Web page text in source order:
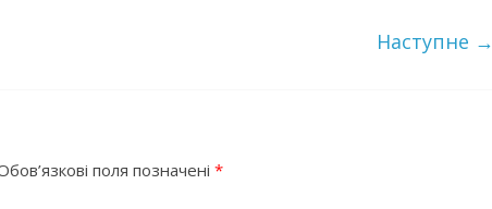
Наступне →
поля позначені *